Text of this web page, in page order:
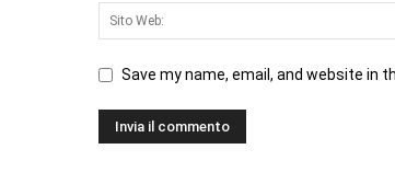
Save my name, email, and website in